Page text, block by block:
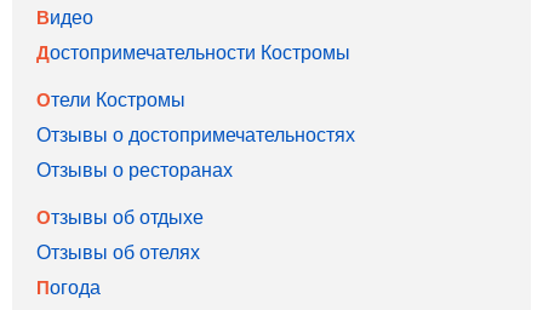
Видео
Достопримечательности Костромы
Отели Костромы
Отзывы о достопримечательностях
Отзывы о ресторанах
Отзывы об отдыхе
Отзывы об отелях
Погода